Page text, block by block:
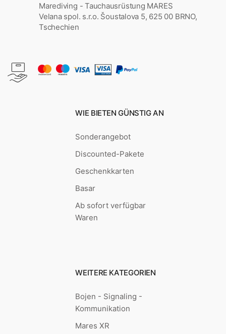
Marediving - Tauchausrüstung MARES
Velana spol. s.r.o. Šoustalova 5, 625 00 BRNO,
Tschechien
WIE BIETEN GÜNSTIG AN
Sonderangebot
Discounted-Pakete
Geschenkkarten
Basar
Ab sofort verfügbar
Waren
WEITERE KATEGORIEN
Bojen - Signaling -
Kommunikation
Mares XR